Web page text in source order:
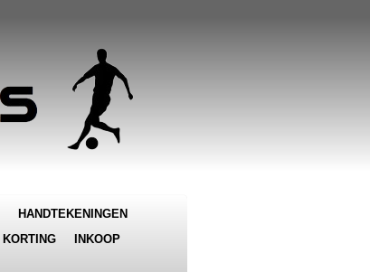
HANDTEKENINGEN
KORTING
INKOOP